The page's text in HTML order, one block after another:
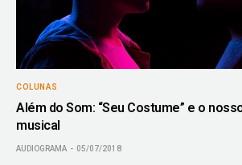
COLUNAS
Além do Som: “Seu Costume” e o
musical
AUDIOGRAMA 05/07/2018